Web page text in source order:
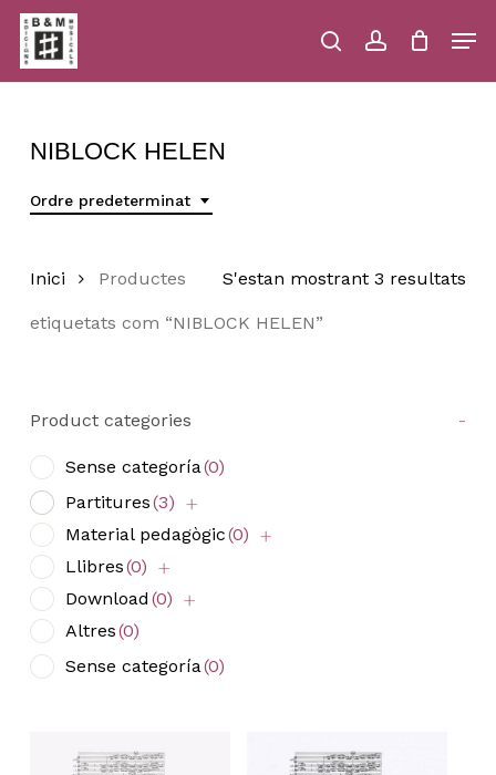
Skip
main
content
searchaccount
Close
NIBLOCK HELEN
Ordre predeterminat
S'estan mostrant 3 resultats
Inici Productes
etiquetats com “NIBLOCK HELEN”
Product categories -
Sense categoría(0)
Partitures(3)
Material pedagògic(0)
Llibres(0)
Download (0)
Altres(0)
Sense categoría(0)
Menu